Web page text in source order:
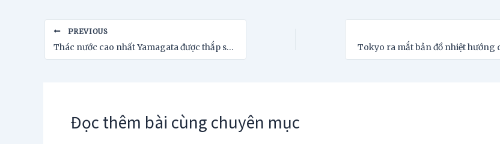
navigation
PREVIOUS
Thác nước cao nhất Yamagata được thắp sáng để hút du lịch
Đọc thêm bài cùng chuyên mục